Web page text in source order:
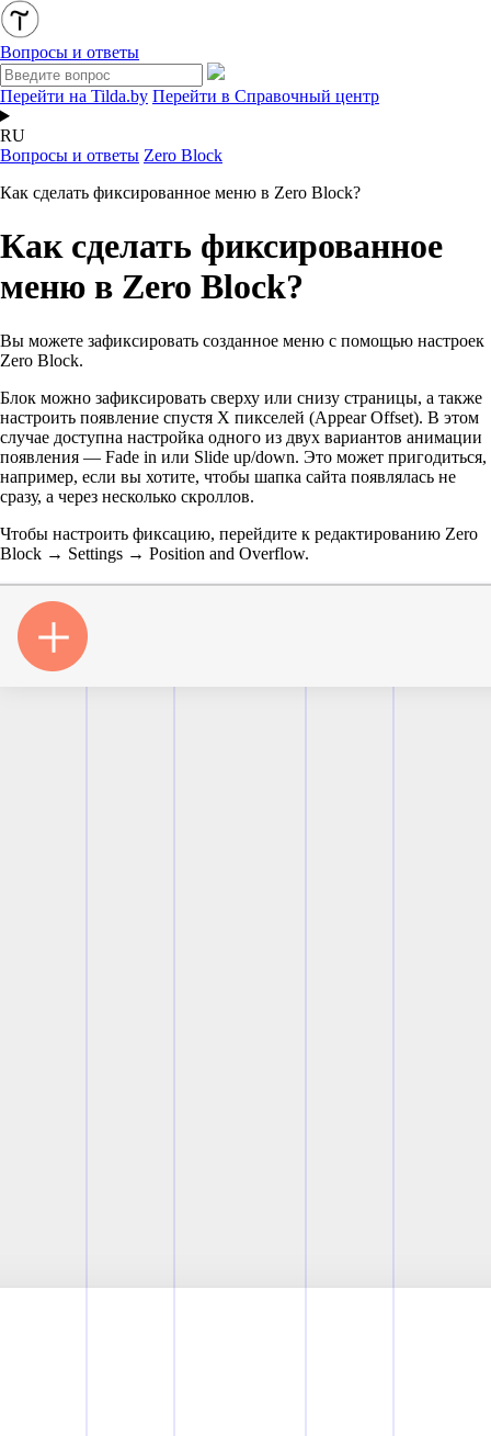
Вопросы и ответы
Перейти на Tilda.by Перейти в Справочный центр
RU
Вопросы и ответы Zero Block
Как сделать фиксированное меню в Zero Block?
Как сделать фиксированное
меню в Zero Block?
Вы можете зафиксировать созданное меню с помощью настроек
Zero Block.
Блок можно зафиксировать сверху или снизу страницы, а также
настроить появление спустя Х пикселей (Appear Offset). В этом
случае доступна настройка одного из двух вариантов анимации
появления — Fade in или Slide up/down. Это может пригодиться,
например, если вы хотите, чтобы шапка сайта появлялась не
сразу, а через несколько скроллов.
Чтобы настроить фиксацию, перейдите к редактированию Zero
Block → Settings → Position and Overflow.